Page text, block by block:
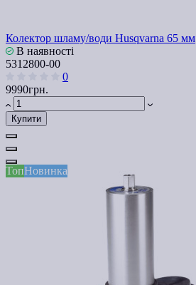
Колектор шламу/води Husqvarna 65 мм
В наявності
5312800-00
0
9990грн.
Купити
ТопНовинка